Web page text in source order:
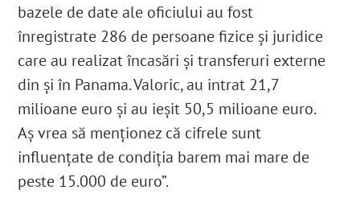
bazele de date ale oficiului au fost
înregistrate 286 de persoane fizice și juridice
care au realizat încasări și transferuri externe
din și în Panama. Valoric, au intrat 21,7
milioane euro și au ieșit 50,5 milioane euro.
Aș vrea să menționez că cifrele sunt
influențate de condiția barem mai mare de
peste 15.000 de euro”.